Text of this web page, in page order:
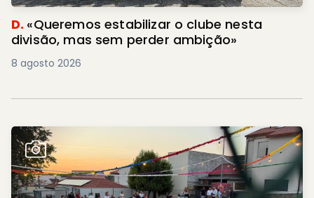
D. «Queremos estabilizar o clube nesta
divisão, mas sem perder ambição»
8 agosto 2026